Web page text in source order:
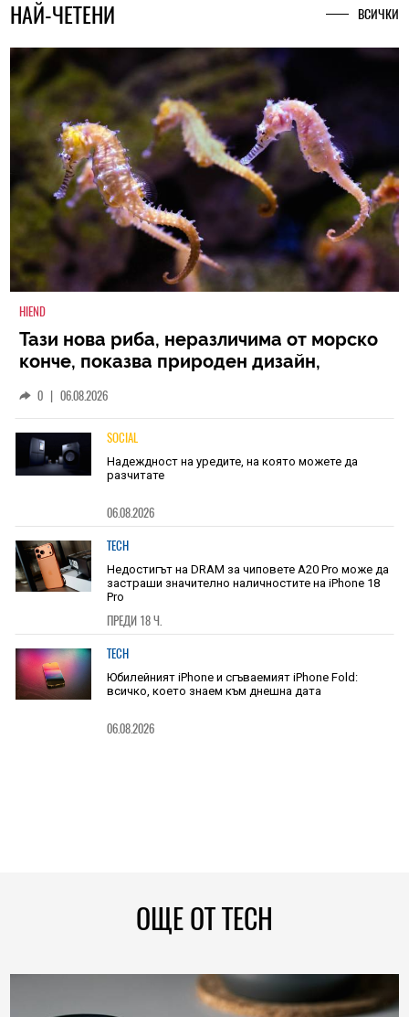
НАЙ-ЧЕТЕНИ ВСИЧКИ
HIEND
Тази нова риба, неразличима от морско
конче, показва природен дизайн,
0 | 06.08.2026
SOCIAL
Надеждност на уредите, на която можете да
разчитате
06.08.2026
TECH
Недостигът на DRAM за чиповете A20 Pro може да
застраши значително наличностите на iPhone 18
Pro
ПРЕДИ 18 Ч.
TECH
Юбилейният iPhone и сгъваемият iPhone Fold:
всичко, което знаем към днешна дата
06.08.2026
ОЩЕ ОТ TECH